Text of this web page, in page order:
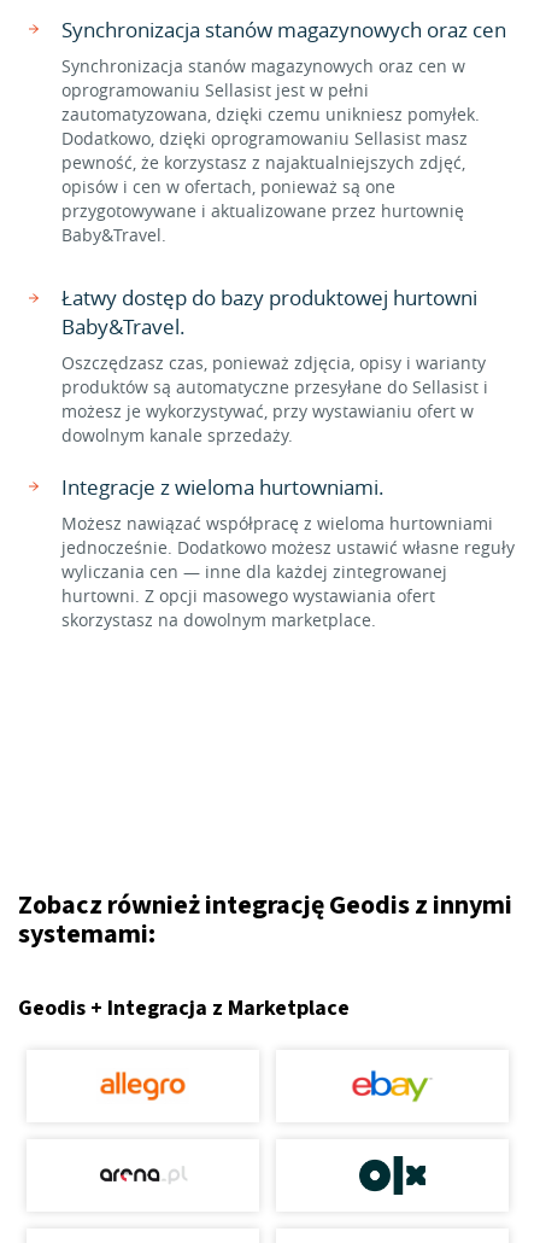
Synchronizacja stanów magazynowych oraz cen
Synchronizacja stanów magazynowych oraz cen w
oprogramowaniu Sellasist jest w pełni
zautomatyzowana, dzięki czemu unikniesz pomyłek.
Dodatkowo, dzięki oprogramowaniu Sellasist masz
pewność, że korzystasz z najaktualniejszych zdjęć,
opisów i cen w ofertach, ponieważ są one
przygotowywane i aktualizowane przez hurtownię
Baby&Travel.
Łatwy dostęp do bazy produktowej hurtowni
Baby&Travel.
Oszczędzasz czas, ponieważ zdjęcia, opisy i warianty
produktów są automatyczne przesyłane do Sellasist i
możesz je wykorzystywać, przy wystawianiu ofert w
dowolnym kanale sprzedaży.
Integracje z wieloma hurtowniami.
Możesz nawiązać współpracę z wieloma hurtowniami
jednocześnie. Dodatkowo możesz ustawić własne reguły
wyliczania cen — inne dla każdej zintegrowanej
hurtowni. Z opcji masowego wystawiania ofert
skorzystasz na dowolnym marketplace.
Zobacz również integrację Geodis z innymi
systemami:
Geodis + Integracja z Marketplace